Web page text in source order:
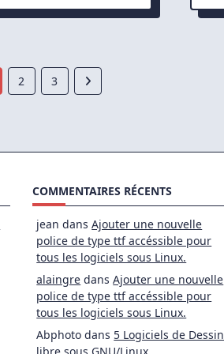
Sous
2 3
COMMENTAIRES RÉCENTS
jean dansAjouter une nouvelle
police de type ttf accéssible pour
tous les logiciels sous Linux.
alaingre dansAjouter une nouvelle
police de type ttf accéssible pour
tous les logiciels sous Linux.
Abphoto dans 5 Logiciels de Dessin